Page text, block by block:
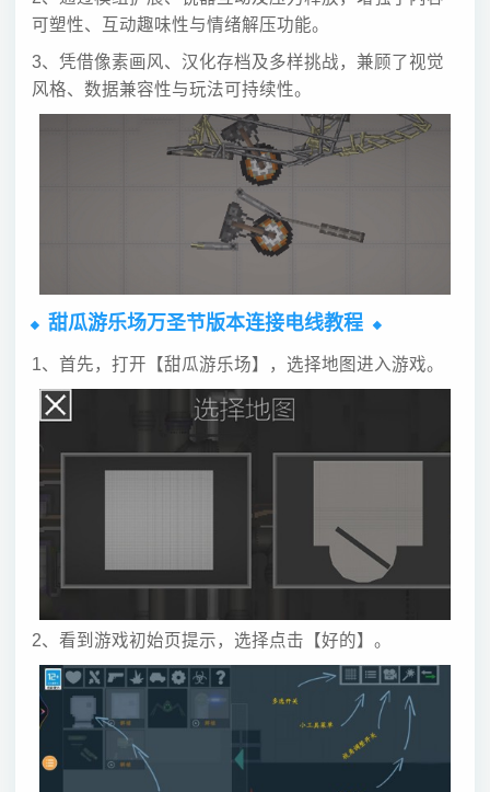
可塑性、互动趣味性与情绪解压功能。
3、凭借像素画风、汉化存档及多样挑战，兼顾了视觉
风格、数据兼容性与玩法可持续性。
甜瓜游乐场万圣节版本连接电线教程
1、首先，打开【甜瓜游乐场】，选择地图进入游戏。
2、看到游戏初始页提示，选择点击【好的】。